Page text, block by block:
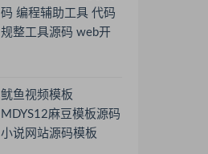
码 编程辅助工具 代码
规整工具源码 web开
鱿鱼视频模板
MDYS12麻豆模板源码
小说网站源码模板